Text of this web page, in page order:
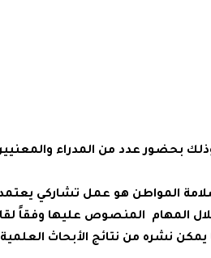
وذلك بحضور عدد من المدراء
المواطن هو عمل تشاركي
المهام المنصوص عليها وفقاً
ونشر ما يمكن نشره من نتائج الأبحاث